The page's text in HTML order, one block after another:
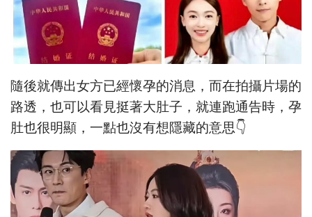
隨後就傳出女方已經懷孕的消息，而在拍攝片場的
路透，也可以看見挺著大肚子，就連跑通告時，孕
肚也很明顯，一點也沒有想隱藏的意思👇